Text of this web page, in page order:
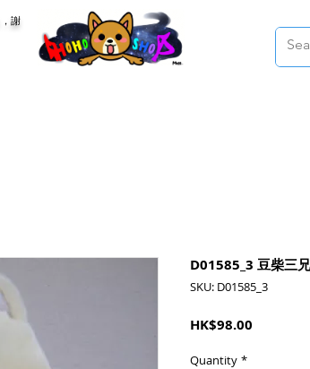
謝
D01585_3 豆柴三
SKU: D01585_3
HK$98.00
Quantity *